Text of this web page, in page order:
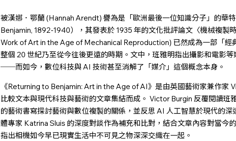
被漢娜．鄂蘭 (Hannah Arendt) 譽為是「歐洲最後一位知識分子」的華
Benjamin, 1892-1940），其發表於 1935 年的文化批評論文〈機械複製
Work of Art in the Age of Mechanical Reproduction) 已然成為一部「經
整個 20 世紀乃至從今往後更遠的時期。文中，班雅明指出攝影和電影
──而如今，數位科技與 AI 技術甚至消解了「媒介」這個概念本身。
《Returning to Benjamin: Art in the Age of AI》是由英國藝術家兼作家
比較文本與現代科技與藝術的文章集結而成。 Victor Burgin 反覆閱讀班
的藝術書寫探討藝術與數位複製的關係，並反思 AI 人工智慧於現代的深
體專家 Katrina Sluis 的深度對談作為補充和比對，結合文章內容對當今
指出相機如今早已現實生活中不可見之物深深交織在一起。